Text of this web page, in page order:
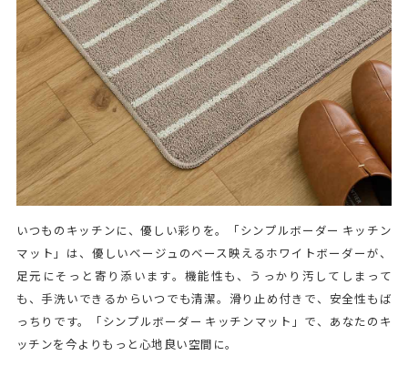
いつものキッチンに、優しい彩りを。「シンプルボーダー キッチン
マット」は、優しいベージュのベース映えるホワイトボーダーが、
足元にそっと寄り添います。機能性も、うっかり汚してしまって
も、手洗いできるからいつでも清潔。滑り止め付きで、安全性もば
っちりです。「シンプルボーダー キッチンマット」で、あなたのキ
ッチンを今よりもっと心地良い空間に。